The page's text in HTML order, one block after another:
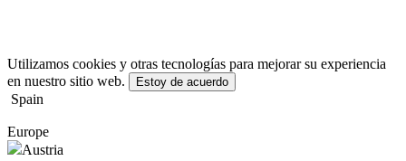
Utilizamos cookies y otras tecnologías para mejorar su experiencia
en nuestro sitio web.
Estoy de acuerdo
Spain
Europe
Austria